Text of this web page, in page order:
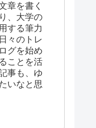
章を書く
、大学の
する筆力
々のトレ
グを始め
ことを活
事も、ゆ
いなと思